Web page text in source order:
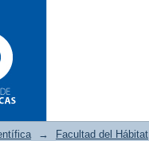
→ Facultad del Hábitat